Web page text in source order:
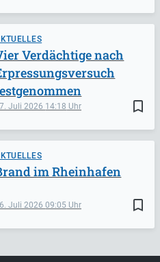
bookmark_border
Juli 2026 14:18
Verdächtige nach
bookmark_border
Juli 202609:05
im Rheinhafen